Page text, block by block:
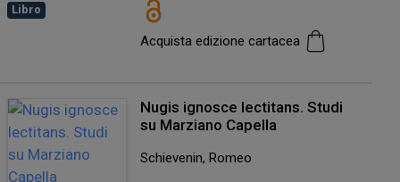
Libro
Acquista edizione cartacea
Nugis ignosce lectitans. Studi
su Marziano Capella
Schievenin, Romeo